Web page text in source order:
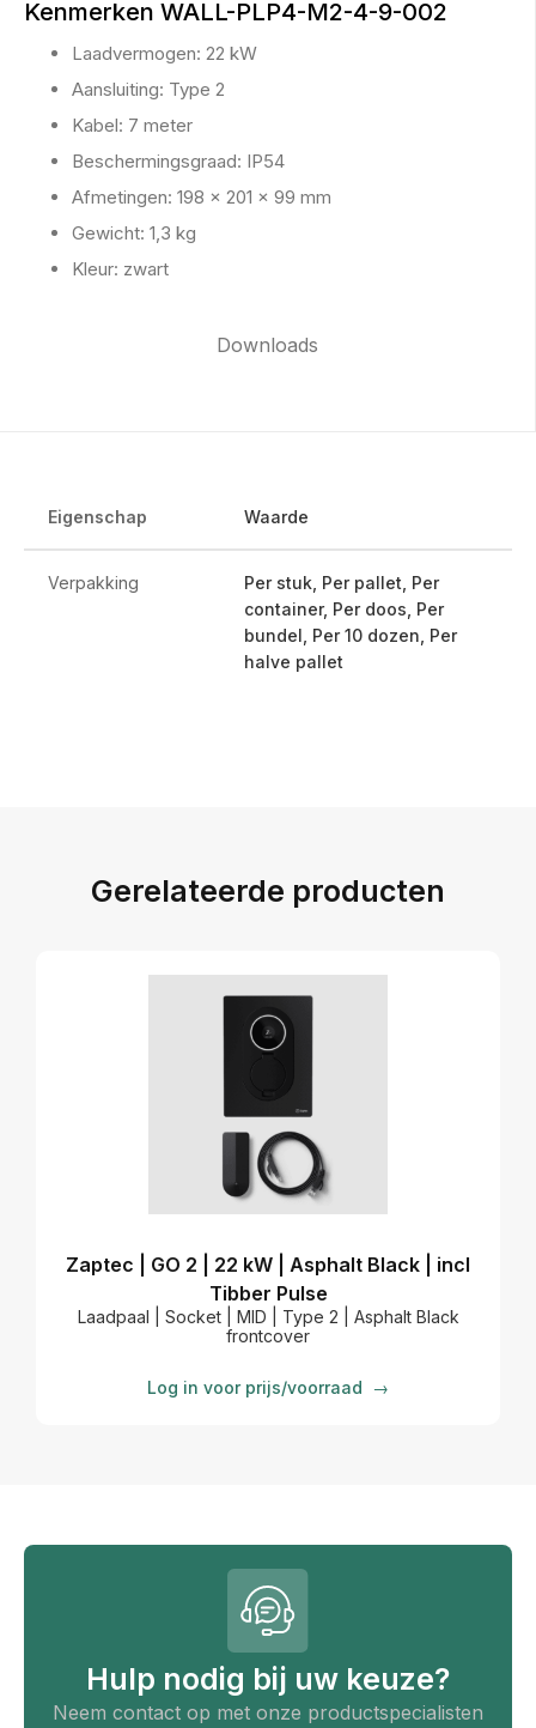
Downloads
Kenmerken WALL-PLP4-M2-4-9-002
Laadvermogen: 22 kW
Aansluiting: Type 2
Kabel: 7 meter
Beschermingsgraad: IP54
Afmetingen: 198 × 201 × 99 mm
Gewicht: 1,3 kg
Kleur: zwart
Eigenschap Waarde
Verpakking
Per stuk, Per pallet, Per
container, Per doos, Per
bundel, Per 10 dozen, Per
halve pallet
Gerelateerde producten
Zaptec | GO 2 | 22 kW | Asphalt Black | incl
Tibber Pulse
Laadpaal | Socket | MID | Type 2 | Asphalt Black
frontcover
Log in voor prijs/voorraad →
Hulp nodig bij uw keuze?
Neem contact op met onze productspecialisten